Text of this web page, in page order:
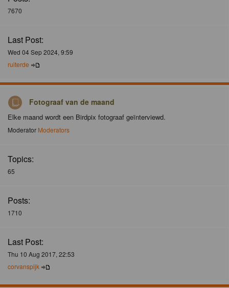
7670
Last Post:
Wed 04 Sep 2024, 9:59
ruiterde
Fotograaf van de maand
Elke maand wordt een Birdpix fotograaf geïnterviewd.
Moderator Moderators
Topics:
65
Posts:
1710
Last Post:
Thu 10 Aug 2017, 22:53
corvanspijk